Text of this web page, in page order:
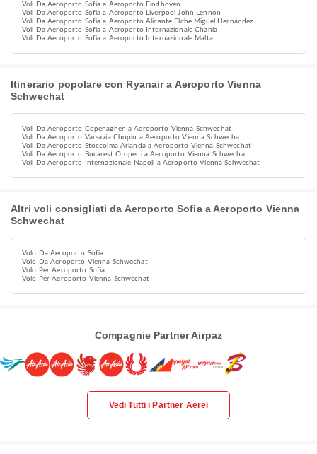
Voli Da Aeroporto Sofia a Aeroporto Eindhoven
Voli Da Aeroporto Sofia a Aeroporto Liverpool John Lennon
Voli Da Aeroporto Sofia a Aeroporto Alicante Elche Miguel Hernández
Voli Da Aeroporto Sofia a Aeroporto Internazionale Chania
Voli Da Aeroporto Sofia a Aeroporto Internazionale Malta
Itinerario popolare con Ryanair a Aeroporto Vienna
Schwechat
Voli Da Aeroporto Copenaghen a Aeroporto Vienna Schwechat
Voli Da Aeroporto Varsavia Chopin a Aeroporto Vienna Schwechat
Voli Da Aeroporto Stoccolma Arlanda a Aeroporto Vienna Schwechat
Voli Da Aeroporto Bucarest Otopeni a Aeroporto Vienna Schwechat
Voli Da Aeroporto Internazionale Napoli a Aeroporto Vienna Schwechat
Altri voli consigliati da Aeroporto Sofia a Aeroporto Vienna
Schwechat
Volo Da Aeroporto Sofia
Volo Da Aeroporto Vienna Schwechat
Volo Per Aeroporto Sofia
Volo Per Aeroporto Vienna Schwechat
Compagnie Partner Airpaz
Vedi Tutti i Partner Aerei